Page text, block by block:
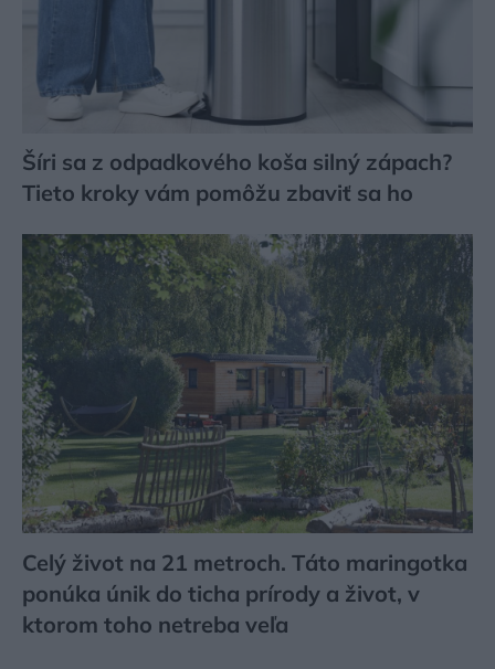
Šíri sa z odpadkového koša silný zápach?
Tieto kroky vám pomôžu zbaviť sa ho
Celý život na 21 metroch. Táto maringotka
ponúka únik do ticha prírody a život, v
ktorom toho netreba veľa